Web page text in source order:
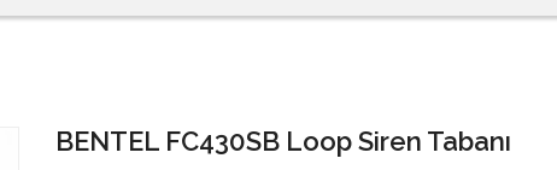
BENTEL FC430SB Loop Siren Tabanı